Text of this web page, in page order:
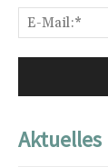
Aktuelles